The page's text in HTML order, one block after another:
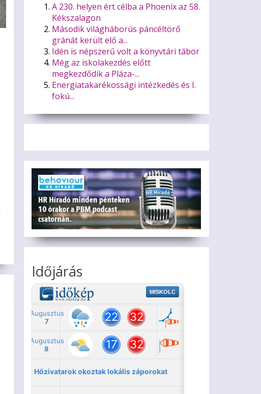
A 230. helyen ért célba a Phoenix az 58.
Kékszalagon
Második világháborús páncéltörő
gránát került elő a...
Idén is népszerű volt a könyvtári tábor
Még az iskolakezdés előtt
megkezdődik a Pláza-...
Energiatakarékossági intézkedés és I.
fokú...
Időjárás